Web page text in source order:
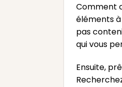
Comment
éléments
pas
qui vous
Ensuite,